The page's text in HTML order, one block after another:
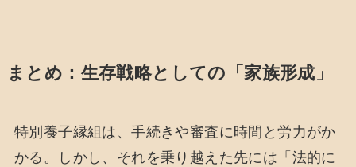
まとめ：生存戦略としての「家族形成」
特別養子縁組は、手続きや審査に時間と労力がか
かる。しかし、それを乗り越えた先には「法的に